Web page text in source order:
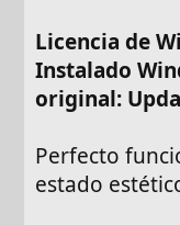
Licencia de
Instalado
original:
Perfecto
estado